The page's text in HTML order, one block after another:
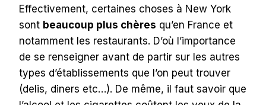
Effectivement, certaines choses à New York
sont beaucoup plus chères qu’en France et
notamment les restaurants. D’où l’importance
de se renseigner avant de partir sur les autres
types d’établissements que l’on peut trouver
(delis, diners etc…). De même, il faut savoir que